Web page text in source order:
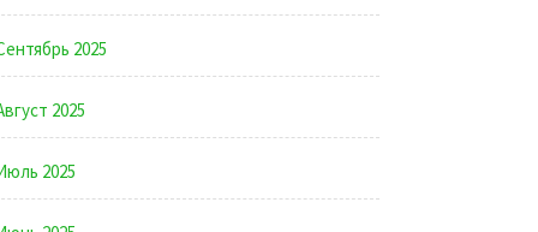
2025
2025
2025